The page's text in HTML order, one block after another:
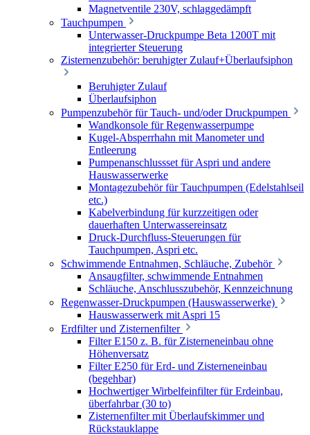
Magnetventile 230V, schlaggedämpft
Tauchpumpen
Unterwasser-Druckpumpe Beta 1200T mit
integrierter Steuerung
Zisternenzubehör: beruhigter Zulauf+Überlaufsiphon
Beruhigter Zulauf
Überlaufsiphon
Pumpenzubehör für Tauch- und/oder Druckpumpen
Wandkonsole für Regenwasserpumpe
Kugel-Absperrhahn mit Manometer und
Entleerung
Pumpenanschlussset für Aspri und andere
Hauswasserwerke
Montagezubehör für Tauchpumpen (Edelstahlseil
etc.)
Kabelverbindung für kurzzeitigen oder
dauerhaften Unterwassereinsatz
Druck-Durchfluss-Steuerungen für
Tauchpumpen, Aspri etc.
Schwimmende Entnahmen, Schläuche, Zubehör
Ansaugfilter, schwimmende Entnahmen
Schläuche, Anschlusszubehör, Kennzeichnung
Regenwasser-Druckpumpen (Hauswasserwerke)
Hauswasserwerk mit Aspri 15
Erdfilter und Zisternenfilter
Filter E150 z. B. für Zisterneneinbau ohne
Höhenversatz
Filter E250 für Erd- und Zisterneneinbau
(begehbar)
Hochwertiger Wirbelfeinfilter für Erdeinbau,
überfahrbar (30 to)
Zisternenfilter mit Überlaufskimmer und
Rückstauklappe